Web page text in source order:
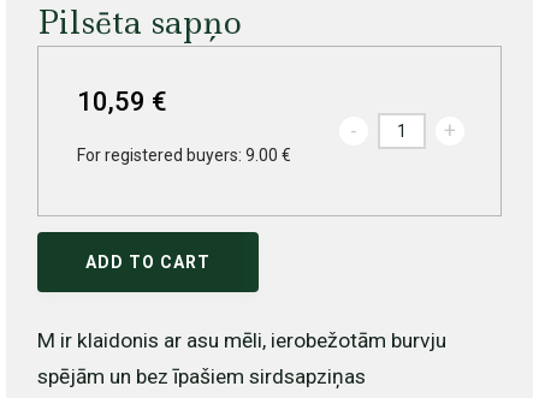
Pilsēta sapņo
10,59 €
For registered buyers: 9.00 €
- +
ADD TO CART
M ir klaidonis ar asu mēli, ierobežotām burvju
spējām un bez īpašiem sirdsapziņas